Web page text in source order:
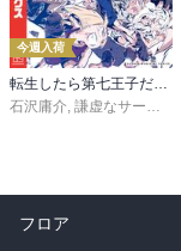
今週入荷
転生したら第七王子だったので、気ままに魔術を極めます（２４）
石沢庸介, 謙虚なサークル
フロア